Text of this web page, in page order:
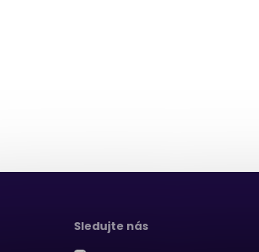
Sledujte nás